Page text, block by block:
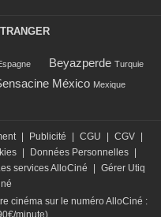
Beyazperde Turquie
México Mexique
Publicité CGU CGV
Données Personnelles
services AlloCiné
Gérer Utiq
cinéma sur le numéro AlloCiné :